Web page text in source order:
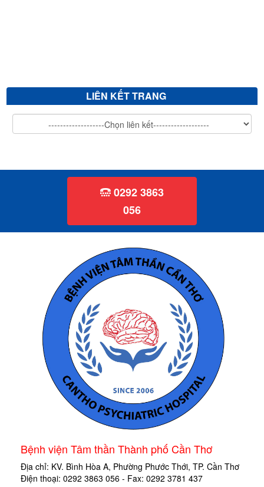
LIÊN KẾT TRANG
0292 3863
056
Bệnh viện Tâm thần Thành phố Cần Thơ
Địa chỉ: KV. Bình Hòa A, Phường Phước Thới, TP. Cần Thơ
Điện thoại: 0292 3863 056 - Fax: 0292 3781 437